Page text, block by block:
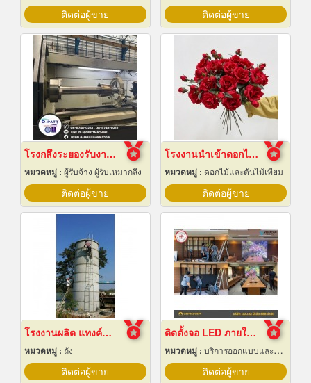
ติดต่อผู้ขาย ติดต่อผู้ขาย
โรงกลึงระยองรับงานผลิตด่วน
หมวดหมู่ : ผู้รับจ้าง ผู้รับเหมากลึง
ติดต่อผู้ขาย
โรงงานนำเข้าดอกไม้ปลอม
หมวดหมู่ : ดอกไม้และต้นไม้เทียม
ติดต่อผู้ขาย
โรงงานผลิต แทงค์น้ำคอนกรีตสำเร็จรูป
หมวดหมู่ : ถัง
ติดต่อผู้ขาย
ติดตั้งจอ LED ภายในหอประชุม
หมวดหมู่ : บริการออกแบบและจัดทำป้ายโฆษณา 24 ชม.
ติดต่อผู้ขาย